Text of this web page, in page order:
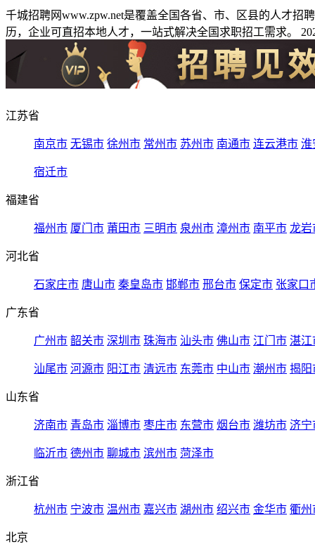
千城招聘网www.zpw.net是覆盖全国各省、市、区县的人才
历，企业可直招本地人才，一站式解决全国求职招工需求。
江苏省
南京市 无锡市 徐州市 常州市 苏州市 南通市 连云港市 淮
宿迁市
福建省
福州市 厦门市 莆田市 三明市 泉州市 漳州市 南平市 龙岩
河北省
石家庄市 唐山市 秦皇岛市 邯郸市 邢台市 保定市 张家口
广东省
广州市 韶关市 深圳市 珠海市 汕头市 佛山市 江门市 湛江
汕尾市 河源市 阳江市 清远市 东莞市 中山市 潮州市 揭阳
山东省
济南市 青岛市 淄博市 枣庄市 东营市 烟台市 潍坊市 济宁
临沂市 德州市 聊城市 滨州市 菏泽市
浙江省
杭州市 宁波市 温州市 嘉兴市 湖州市 绍兴市 金华市 衢州
北京